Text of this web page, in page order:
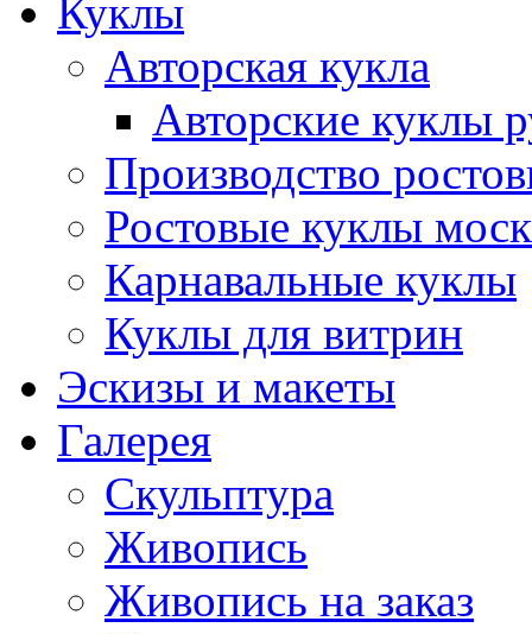
Куклы
Авторская кукла
Авторские куклы
Производство
Ростовые куклы
Карнавальные куклы
Куклы для витрин
Эскизы и макеты
Галерея
Скульптура
Живопись
Живопись на заказ